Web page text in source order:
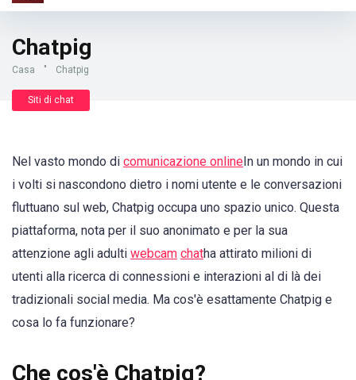
Chatpig
Casa " Chatpig
Siti di chat
Nel vasto mondo di comunicazione onlineIn un mondo in cui
i volti si nascondono dietro i nomi utente e le conversazioni
fluttuano sul web, Chatpig occupa uno spazio unico. Questa
piattaforma, nota per il suo anonimato e per la sua
attenzione agli adulti webcam chatha attirato milioni di
utenti alla ricerca di connessioni e interazioni al di là dei
tradizionali social media. Ma cos'è esattamente Chatpig e
cosa lo fa funzionare?
Che cos'è Chatpig?